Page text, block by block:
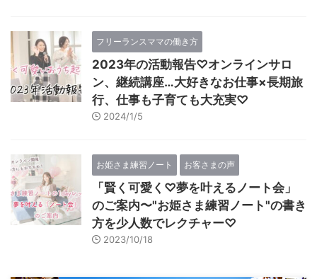
フリーランスママの働き方
2023年の活動報告♡オンラインサロ
ン、継続講座…大好きなお仕事×長期旅
行、仕事も子育ても大充実♡
2024/1/5
お姫さま練習ノート お客さまの声
「賢く可愛く♡夢を叶えるノート会」
のご案内〜"お姫さま練習ノート"の書き
方を少人数でレクチャー♡
2023/10/18